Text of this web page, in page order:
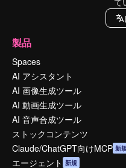
製品
Spaces
AI アシスタント
AI 画像生成ツール
AI 動画生成ツール
AI 音声合成ツール
ストックコンテンツ
Claude/ChatGPT向けMCP 新
エージェント 新規